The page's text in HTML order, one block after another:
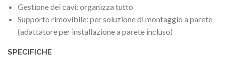
Gestione dei cavi: organizza tutto
Supporto rimovibile: per soluzione di montaggio a parete
(adattatore per installazione a parete incluso)
SPECIFICHE